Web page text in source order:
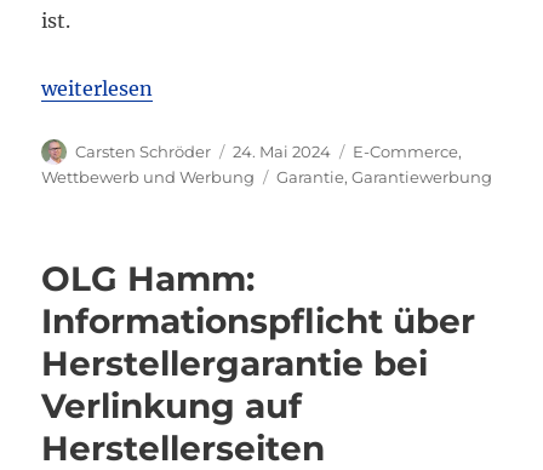
ist.
„LG Bochum: Irreführende Werbung in Online-
weiterlesen
Autor
Carsten Schröder
Veröffentlicht
am
24. Mai 2024 Kategorien
E-Commerce,
Wettbewerb und Werbung
Schlagwörter
Garantie,Garantiewerbung
OLG Hamm:
Informationspflicht über
Herstellergarantie bei
Verlinkung auf
Herstellerseiten